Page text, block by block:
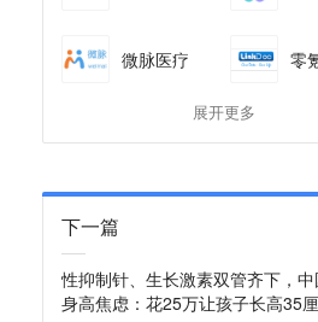
微脉医疗 零
展开更多
下一篇
性抑制针、生长激素双管齐下，
身高焦虑：花25万让孩子长高35